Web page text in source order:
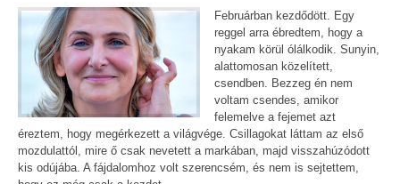
Februárban kezdődött. Egy
reggel arra ébredtem, hogy a
nyakam körül ólálkodik. Sunyin,
alattomosan közelített,
csendben. Bezzeg én nem
voltam csendes, amikor
felemelve a fejemet azt
éreztem, hogy megérkezett a világvége. Csillagokat láttam az első
mozdulattól, mire ő csak nevetett a markában, majd visszahúzódott
kis odújába. A fájdalomhoz volt szerencsém, és nem is sejtettem,